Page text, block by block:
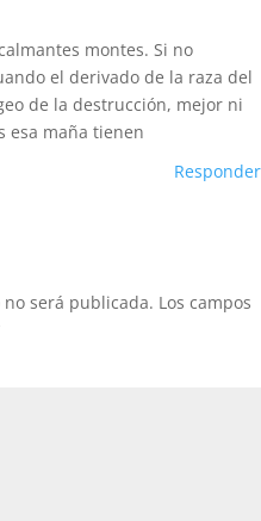
montes. Si no
el derivado de la raza del
de la destrucción, mejor ni
esa maña tienen
Responder
será publicada. Los campos